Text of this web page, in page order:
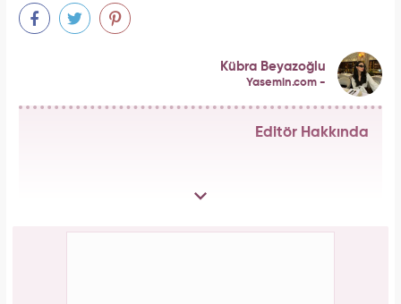
Kübra Beyazoğlu
Yasemin.com -
Editör Hakkında